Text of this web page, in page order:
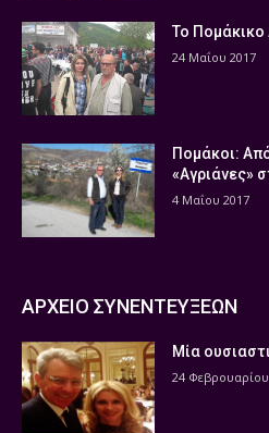
Το
24 Μαΐου 2017
Πομάκοι:
«Αγριάνες»
4 Μαΐου 2017
ΑΡΧΕΙΟ ΣΥΝΕΝΤΕΥΞΕΩΝ
Μία
24